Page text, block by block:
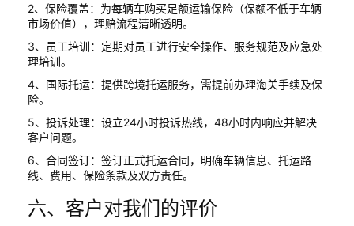
2、保险覆盖：为每辆车购买足额运输保险（保额不低于车辆
市场价值），理赔流程清晰透明。
3、员工培训：定期对员工进行安全操作、服务规范及应急处
理培训。
4、国际托运：提供跨境托运服务，需提前办理海关手续及保
险。
5、投诉处理：设立24小时投诉热线，48小时内响应并解决
客户问题。
6、合同签订：签订正式托运合同，明确车辆信息、托运路
线、费用、保险条款及双方责任。
六、客户对我们的评价